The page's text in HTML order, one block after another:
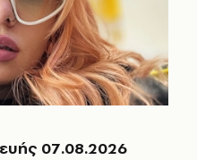
07.08.2026